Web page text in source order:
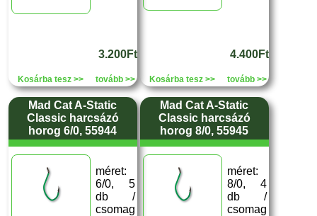
3.200Ft
Kosárba tesz >> tovább >>
4.400Ft
Kosárba tesz >> tovább >>
Mad Cat A-Static
Classic harcsázó
horog 6/0, 55944
méret:
6/0, 5
db /
csomag
Mad Cat A-Static
Classic harcsázó
horog 8/0, 55945
méret:
8/0, 4
db /
csomag